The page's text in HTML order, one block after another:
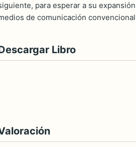
para esperar a su
de comunicación
Libro